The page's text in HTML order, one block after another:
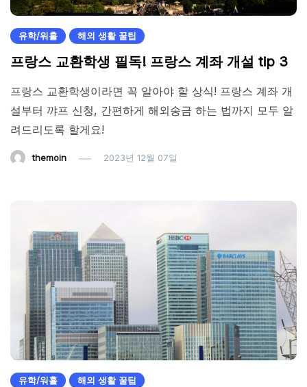
유학/워홀 해외 생활 꿀팁
프랑스 교환학생 필독! 프랑스 계좌 개설 tip 3
프랑스 교환학생이라면 꼭 알아야 할 상식! 프랑스 계좌 개
설부터 꺄프 신청, 간편하게 해외송금 하는 법까지 모두 알
려드리도록 할게요!
themoin 2023년 12월 07일
유학/워홀 해외 생활 꿀팁